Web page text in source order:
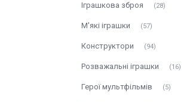
Іграшкова зброя 28
М'які іграшки 57
Конструктори 94
Розважальні іграшки 16
Герої мультфільмів 5